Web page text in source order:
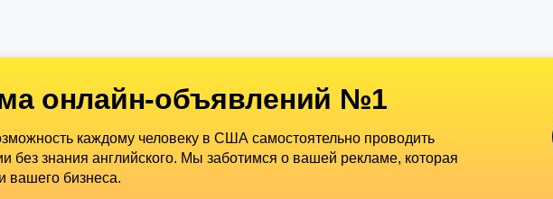
онлайн-объявлений №1
каждому человеку в США самостоятельно проводить
без знания английского. Мы заботимся о вашей рекламе, которая
вашего бизнеса.